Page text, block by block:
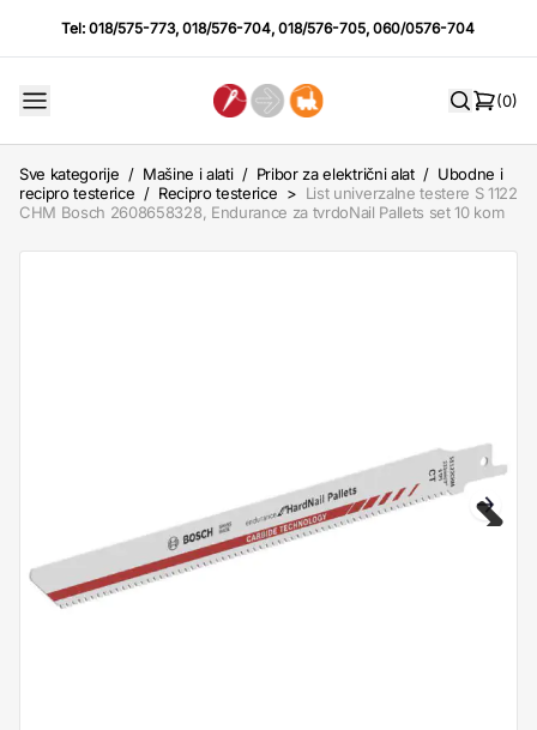
Tel:018/575-773,018/576-704,018/576-705,060/0576-704
(0)
Sve kategorije / Mašine i alati / Pribor za električni alat / Ubodne i
recipro testerice / Recipro testerice > List univerzalne testere S 1122
CHM Bosch 2608658328, Endurance za tvrdoNail Pallets set 10 kom